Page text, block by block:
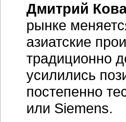
Дмитрий
рынке
азиатские
традиционно
усилились
постепенно
или Siemens.